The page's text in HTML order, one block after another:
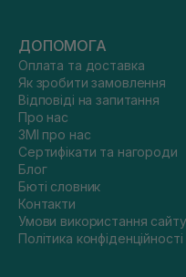
ДОПОМОГА
Оплата та доставка
Як зробити замовлення
Відповіді на запитання
Про нас
ЗМІ про нас
Сертифікати та нагороди
Блог
Бюті словник
Контакти
Умови використання сайту
Політика конфіденційності